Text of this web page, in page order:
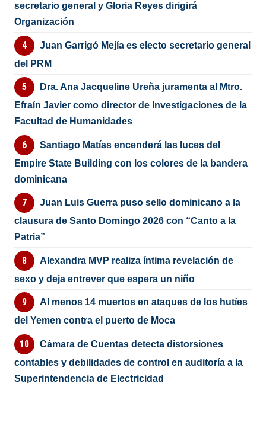
secretario general y Gloria Reyes dirigirá
Organización
Juan Garrigó Mejía es electo secretario general
del PRM
Dra. Ana Jacqueline Ureña juramenta al Mtro.
Efraín Javier como director de Investigaciones de la
Facultad de Humanidades
Santiago Matías encenderá las luces del
Empire State Building con los colores de la bandera
dominicana
Juan Luis Guerra puso sello dominicano a la
clausura de Santo Domingo 2026 con “Canto a la
Patria”
Alexandra MVP realiza íntima revelación de
sexo y deja entrever que espera un niño
Al menos 14 muertos en ataques de los hutíes
del Yemen contra el puerto de Moca
Cámara de Cuentas detecta distorsiones
contables y debilidades de control en auditoría a la
Superintendencia de Electricidad